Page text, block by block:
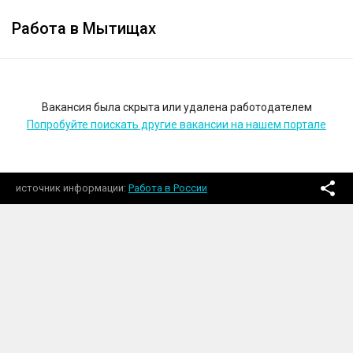
Работа в Мытищах
Вакансия была скрыта или удалена работодателем
Попробуйте поискать другие вакансии на нашем портале
источник информации Работа в России